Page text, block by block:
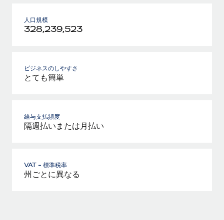
人口規模
328,239,523
ビジネスのしやすさ
とても簡単
給与支払頻度
隔週払いまたは月払い
VAT - 標準税率
州ごとに異なる